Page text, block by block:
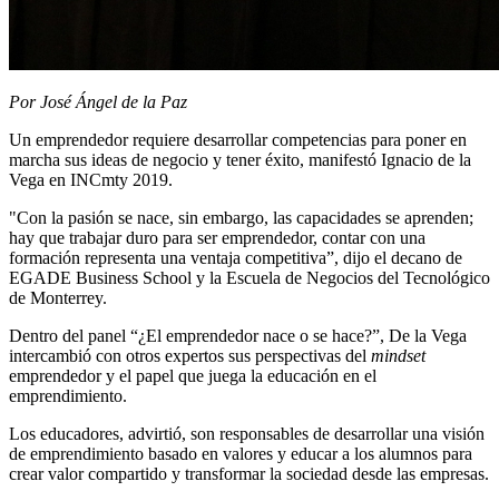
Por José Ángel de la Paz
Un emprendedor requiere desarrollar competencias para poner en
marcha sus ideas de negocio y tener éxito, manifestó Ignacio de la
Vega en INCmty 2019.
"Con la pasión se nace, sin embargo, las capacidades se aprenden;
hay que trabajar duro para ser emprendedor, contar con una
formación representa una ventaja competitiva”, dijo el decano de
EGADE Business School y la Escuela de Negocios del Tecnológico
de Monterrey.
Dentro del panel “¿El emprendedor nace o se hace?”, De la Vega
intercambió con otros expertos sus perspectivas del mindset
emprendedor y el papel que juega la educación en el
emprendimiento.
Los educadores, advirtió, son responsables de desarrollar una visión
de emprendimiento basado en valores y educar a los alumnos para
crear valor compartido y transformar la sociedad desde las empresas.